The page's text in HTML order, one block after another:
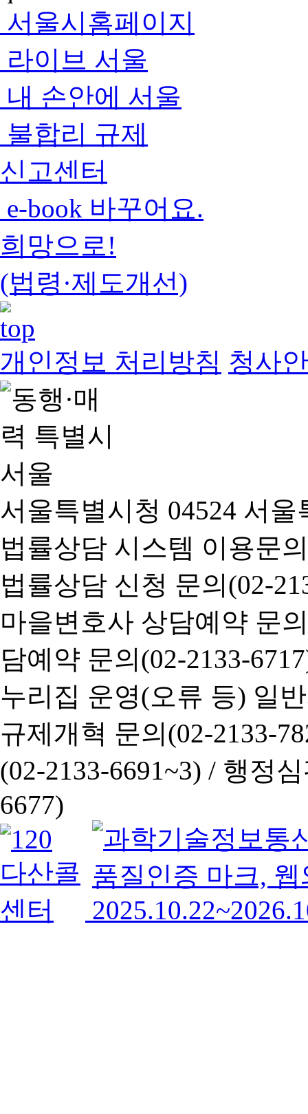
서울시홈페이지
라이브 서울
내 손안에 서울
불합리 규제
신고센터
e-book 바꾸어요.
희망으로!
(법령·제도개선)
개인정보 처리방침 청사
서울특별시청 04524 서
법률상담 시스템 이용문
법률상담 신청 문의(02-
마을변호사 상담예약 문
담예약 문의(02-2133-
누리집 운영(오류 등) 일
규제개혁 문의(02-2133-
(02-2133-6691~3) / 행정심
6677)